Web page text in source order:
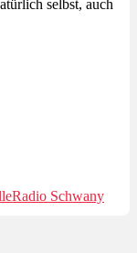
selbst, auch
Radio Schwany